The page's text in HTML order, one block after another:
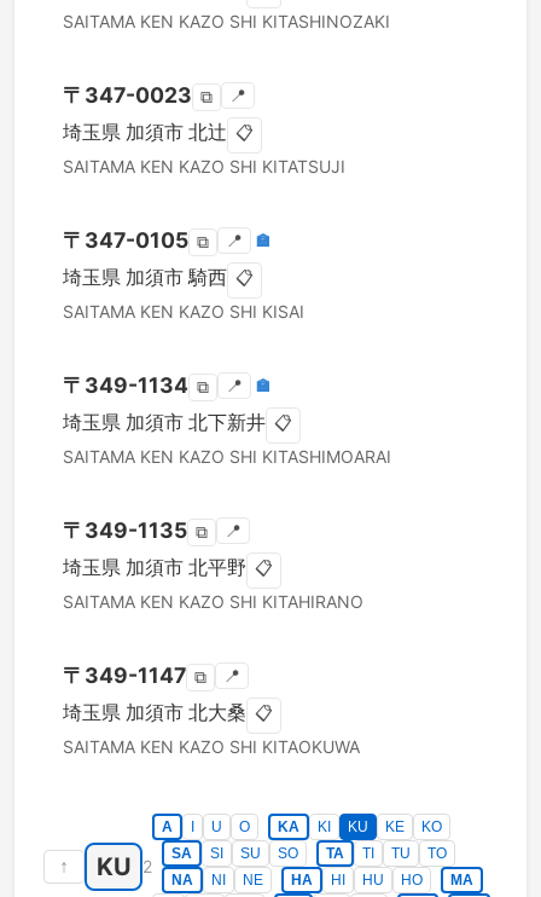
SAITAMA KEN KAZO SHI KITASHINOZAKI
〒 347-0023 ⧉ 📍
埼玉県 加須市 北辻 📋
SAITAMA KEN KAZO SHI KITATSUJI
〒 347-0105 ⧉ 📍 🏣
埼玉県 加須市 騎西 📋
SAITAMA KEN KAZO SHI KISAI
〒 349-1134 ⧉ 📍 🏣
埼玉県 加須市 北下新井 📋
SAITAMA KEN KAZO SHI KITASHIMOARAI
〒 349-1135 ⧉ 📍
埼玉県 加須市 北平野 📋
SAITAMA KEN KAZO SHI KITAHIRANO
〒 349-1147 ⧉ 📍
埼玉県 加須市 北大桑 📋
SAITAMA KEN KAZO SHI KITAOKUWA
↑ KU 2
A U O KA KI KU KE
KO
SA
SI SU SO TA TI TU
TO
NA
NI NE HA HI HU HO
MA